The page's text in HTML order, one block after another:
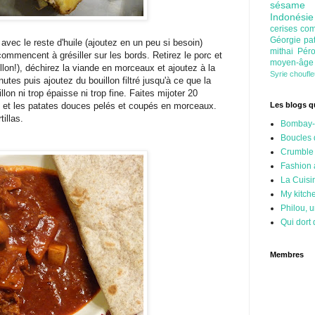
le reste d'huile (ajoutez en un peu si besoin)
à grésiller sur les bords. Retirez le porc et
déchirez la viande en morceaux et ajoutez à la
puis ajoutez du bouillon filtré jusqu'à ce que la
ni trop épaisse ni trop fine. Faites mijoter 20
les patates douces pelés et coupés en morceaux.
cerises
Géorgie
mithai
moyen-
Syrie
Les blogs
Boucles
Fashion
La
My
Philou,
Qui dort
Membres